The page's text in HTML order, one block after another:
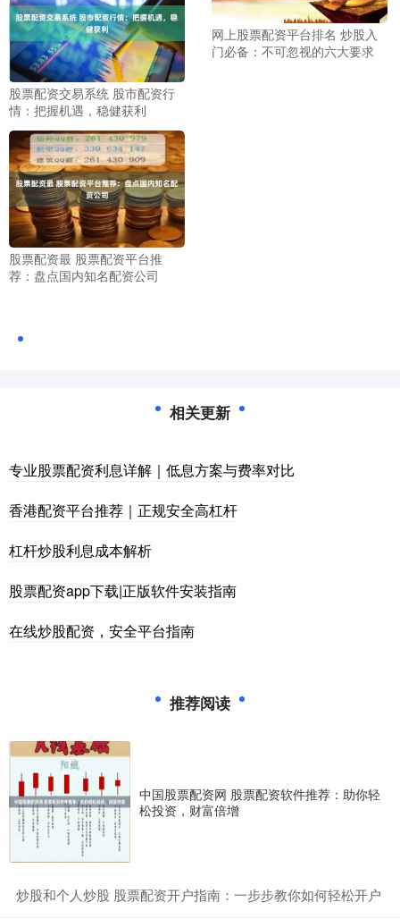
股票配资交易系统 股市配资行
情：把握机遇，稳健获利
网上股票配资平台排名 炒股入
门必备：不可忽视的六大要求
股票配资最 股票配资平台推
荐：盘点国内知名配资公司
相关更新
专业股票配资利息详解｜低息方案与费率对比
香港配资平台推荐｜正规安全高杠杆
杠杆炒股利息成本解析
股票配资app下载|正版软件安装指南
在线炒股配资，安全平台指南
推荐阅读
中国股票配资网 股票配资软件推荐：助你轻
松投资，财富倍增
​炒股和个人炒股 股票配资开户指南：一步步教你如何轻松开户